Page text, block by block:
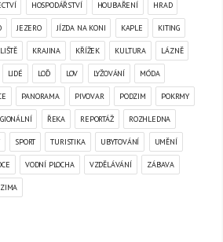
HOSPODÁŘSTVÍ HOUBAŘENÍ HRAD
JEZERO JÍZDA NA KONI KAPLE KITING
KRAJINA KŘÍŽEK KULTURA LÁZNĚ
LIDÉ LOĎ LOV LYŽOVÁNÍ MÓDA
PANORAMA PIVOVAR PODZIM POKRMY
ŘEKA REPORTÁŽ ROZHLEDNA
SPORT TURISTIKA UBYTOVÁNÍ UMĚNÍ
VODNÍ PLOCHA VZDĚLÁVÁNÍ ZÁBAVA
ZIMA